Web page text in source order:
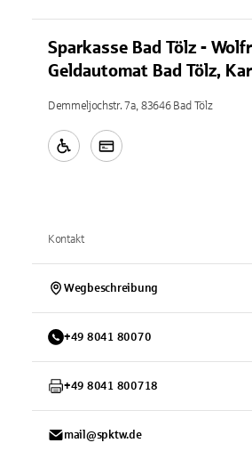
Sparkasse Bad Tölz -
Geldautomat Bad Tölz,
Demmeljochstr. 7a, 83646 Bad Tölz
Kontakt
Wegbeschreibung
+49 8041 80070
+49 8041 800718
mail@spktw.de